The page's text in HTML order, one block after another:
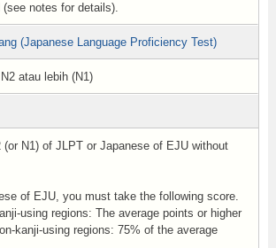
notes for details).
(Japanese Language Proficiency Test)
atau lebih (N1)
(or N1) of JLPT or Japanese of EJU without
of EJU, you must take the following score.
using regions: The average points or higher
kanji-using regions: 75% of the average